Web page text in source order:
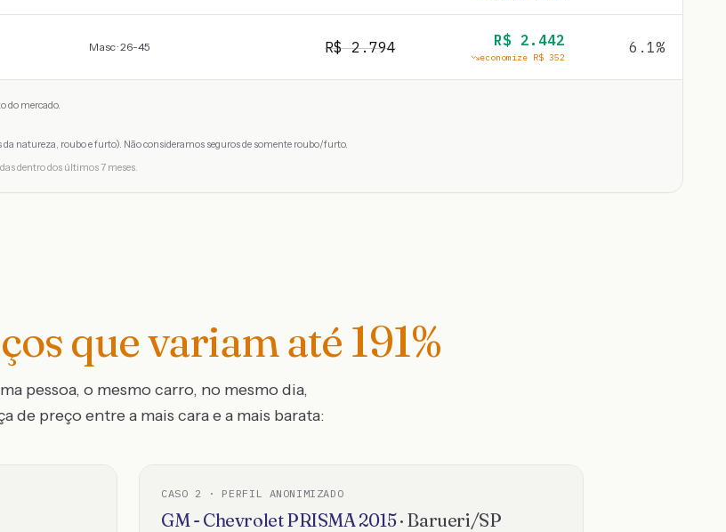
Masc · 26-45 R$2.794 R$ 2.442
economize R$ 352
6.1%
do mercado.
natureza, roubo e furto). Não consideramos seguros de somente roubo/furto.
dentro dos últimos 7 meses.
que variam até 191%
pessoa, o mesmo carro, no mesmo dia,
de preço entre a mais cara e a mais barata:
CASO 2 · PERFIL ANONIMIZADO
GM - ChevroletPRISMA2015· Barueri/SP